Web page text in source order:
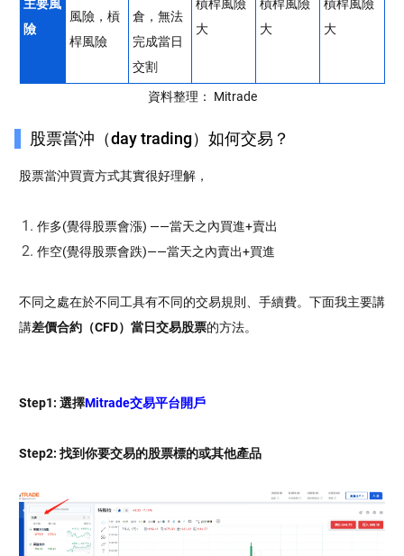
險
風險，槓
桿風險
倉，無法
完成當日
交割
大
大
大
資料整理： Mitrade
股票當沖（day trading）如何交易？
股票當沖買賣方式其實很好理解，
作多(覺得股票會漲) ——當天之內買進+賣出
作空(覺得股票會跌)——當天之內賣出+買進
不同之處在於不同工具有不同的交易規則、手續費。下面我主要講
講差價合約（CFD）當日交易股票的方法。
Step1: 選擇Mitrade交易平台開戶
Step2: 找到你要交易的股票標的或其他產品